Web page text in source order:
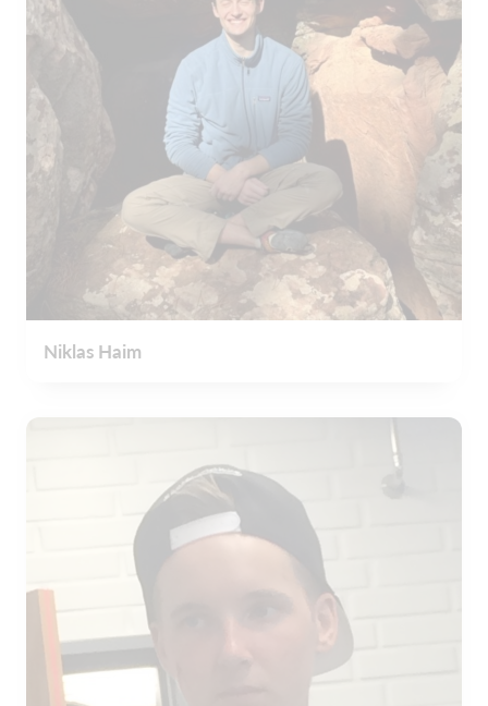
Niklas Haim